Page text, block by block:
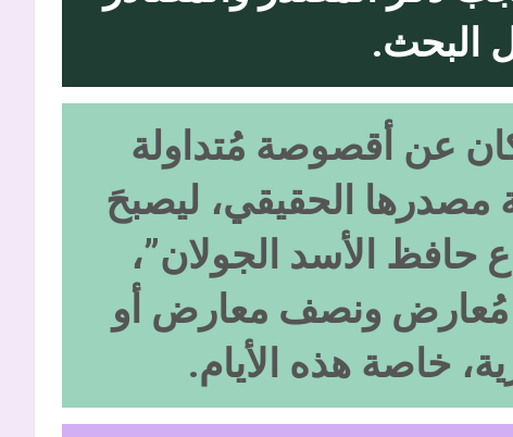
البحث.
عن أقصوصة مُتداولة
مصدرها الحقيقي، ليصبحَ
حافظ الأسد الجولان”،
ونصف معارض أو
خاصة هذه الأيام.